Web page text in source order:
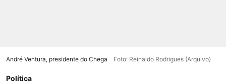
André Ventura, presidente do Chega Foto: Reinaldo Rodrigues (Arquivo)
Política